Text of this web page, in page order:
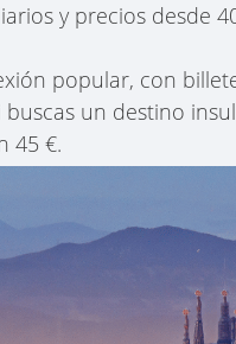
y precios desde
popular, con
buscas un destino
45 €.